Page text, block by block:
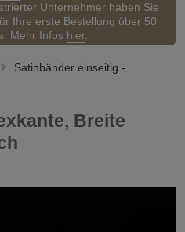
Unternehmer haben Sie
Ihre erste Bestellung über 50
Mehr Infos hier.
Satinbänder einseitig -
Breite